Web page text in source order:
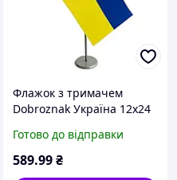
Флажок з тримачем
Dobroznak Україна 12х24
(6294) D10-2026
Готово до відправки
589.99₴